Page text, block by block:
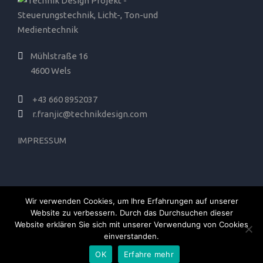
Mühlstraße 16
4600 Wels
+43 660 8952037
r.franjic@technikdesign.com
IMPRESSUM
© COPYRIGHT 2025 TECHNIK DESIGN PROJEKT
GMBH , ALLE RECHTE VORBEHALTEN
Wir verwenden Cookies, um Ihre Erfahrungen auf unserer
Website zu verbessern. Durch das Durchsuchen dieser
Website erklären Sie sich mit unserer Verwendung von Cookies
einverstanden.
OK
Erfahre mehr